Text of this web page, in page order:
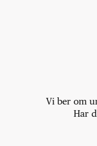
Vi ber om
Har